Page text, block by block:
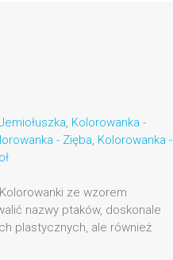
, Kolorowanka -
- Zięba, Kolorowanka -
ze wzorem
nazwy ptaków, doskonale
plastycznych, ale również